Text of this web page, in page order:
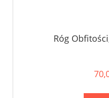
Róg